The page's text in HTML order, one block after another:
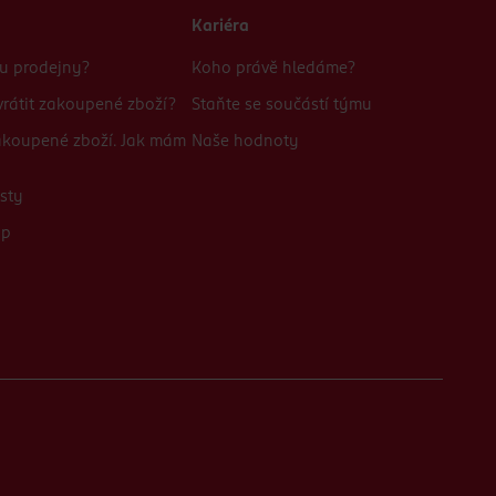
prodejny?
zakoupené zboží?
zboží. Jak mám
Kariéra
Koho právě hledáme?
Staňte se součástí týmu
Naše hodnoty